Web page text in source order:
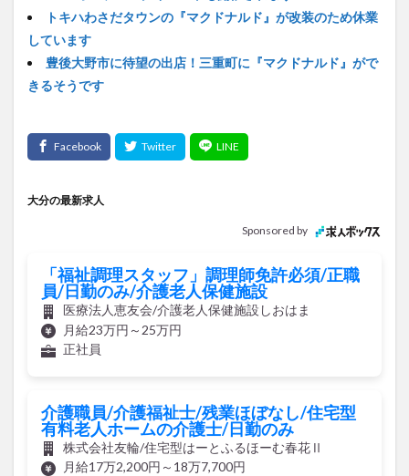
トキハわさだタウンの『マクドナルド』が改装のため休業
しています
豊後大野市に待望の出店！三重町に『マクドナルド』がで
きるそうです
大分の最新求人
Sponsored by
「福祉調理スタッフ」調理師免許必須/正職
員/日勤のみ/介護老人保健施設
医療法人恵友会/介護老人保健施設しおはま
月給23万円～25万円
正社員
介護職員/介護福祉士/残業ほぼなし/住宅型
有料老人ホームの介護士/日勤のみ
株式会社友輪/住宅型はーとふるほーむ春花Ⅱ
月給17万2,200円～18万7,700円